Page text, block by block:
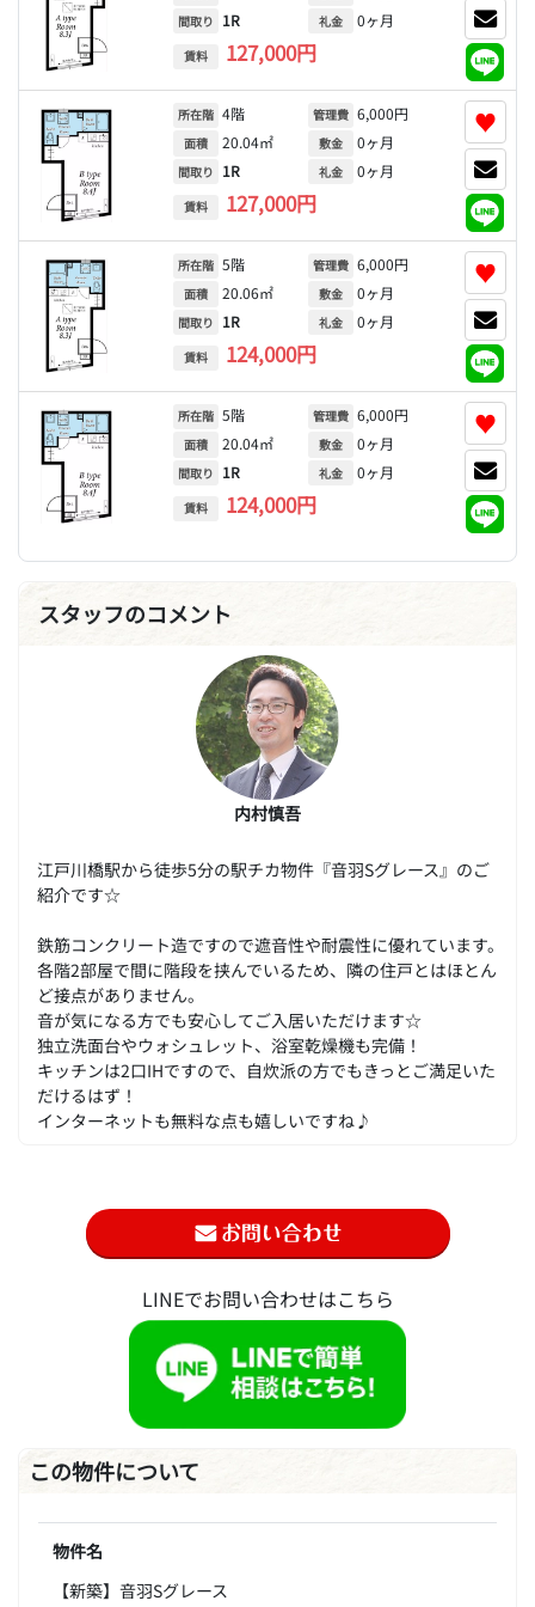
間取り 1R
賃料 127,000円
礼金 0ヶ月
所在階 4階
面積 20.04㎡
間取り 1R
賃料 127,000円
管理費 6,000円
敷金 0ヶ月
礼金 0ヶ月
♥
所在階 5階
面積 20.06㎡
間取り 1R
賃料 124,000円
管理費 6,000円
敷金 0ヶ月
礼金 0ヶ月
♥
所在階 5階
面積 20.04㎡
間取り 1R
賃料 124,000円
管理費 6,000円
敷金 0ヶ月
礼金 0ヶ月
♥
スタッフのコメント
内村慎吾
江戸川橋駅から徒歩5分の駅チカ物件『音羽Sグレース』のご
紹介です☆
鉄筋コンクリート造ですので遮音性や耐震性に優れています。
各階2部屋で間に階段を挟んでいるため、隣の住戸とはほとん
ど接点がありません。
音が気になる方でも安心してご入居いただけます☆
独立洗面台やウォシュレット、浴室乾燥機も完備！
キッチンは2口IHですので、自炊派の方でもきっとご満足いた
だけるはず！
インターネットも無料な点も嬉しいですね♪
LINEでお問い合わせはこちら
この物件について
物件名
【新築】音羽Sグレース